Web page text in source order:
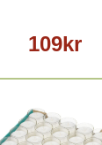
109kr